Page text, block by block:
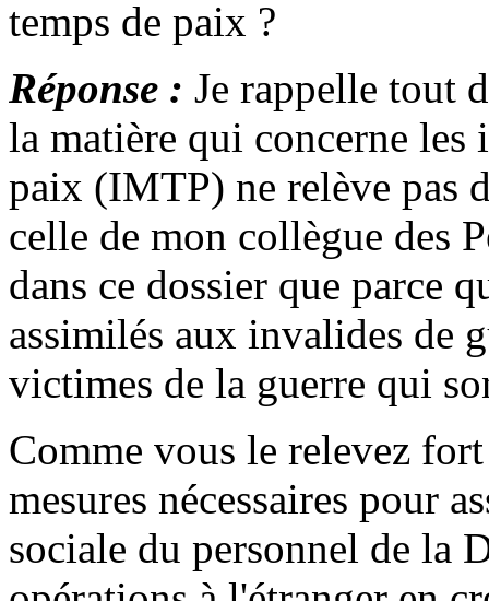
temps de paix ?
Réponse : Je rappelle tout
la matière qui concerne
paix (IMTP) ne relève pas
celle de mon collègue des
dans ce dossier que parce
assimilés aux invalides de
victimes de la guerre qui
Comme vous le relevez
mesures nécessaires pour
sociale du personnel de la